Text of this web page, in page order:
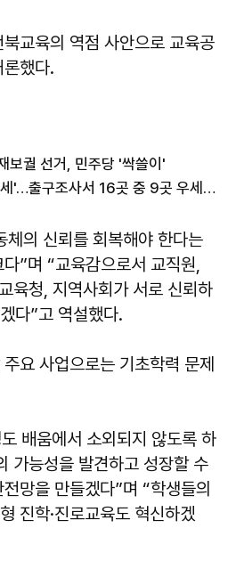
교육의 역점 사안으로 교육공
했다.
보궐 선거, 민주당 '싹쓸이'
교육감 선거도 '진보 강세'…출구조사서 16곳 중 9곳 우세 전망
체의 신뢰를 회복해야 한다는
”며 “교육감으로서 교직원,
육청, 지역사회가 서로 신뢰하
다”고 역설했다.
요 사업으로는 기초학력 문제
배움에서 소외되지 않도록 하
가능성을 발견하고 성장할 수
망을 만들겠다”며 “학생들의
진학·진로교육도 혁신하겠